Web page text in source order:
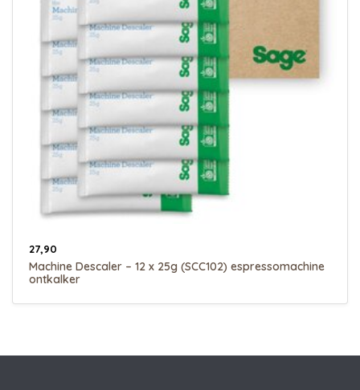
27,90
Machine Descaler – 12 x 25g (SCC102) espressomachine
ontkalker